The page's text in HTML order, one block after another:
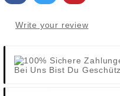
Write your review
Bei Uns Bist Du